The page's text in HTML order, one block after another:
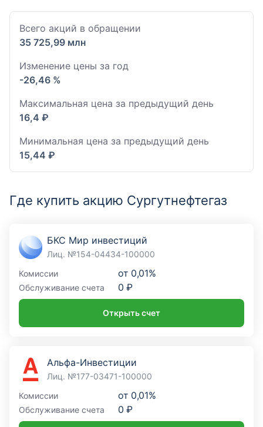
Всего акций в обращении
35 725,99 млн
Изменение цены за год
-26,46 %
Максимальная цена за предыдущий день
16,4 ₽
Минимальная цена за предыдущий день
15,44 ₽
Где купить акцию Сургутнефтегаз
БКС Мир инвестиций
Лиц. №154-04434-100000
Комиссии
от 0,01%
Обслуживание счета 0 ₽
Открыть счет
Альфа-Инвестиции
Лиц. №177-03471-100000
Комиссии
от 0,01%
Обслуживание счета 0 ₽